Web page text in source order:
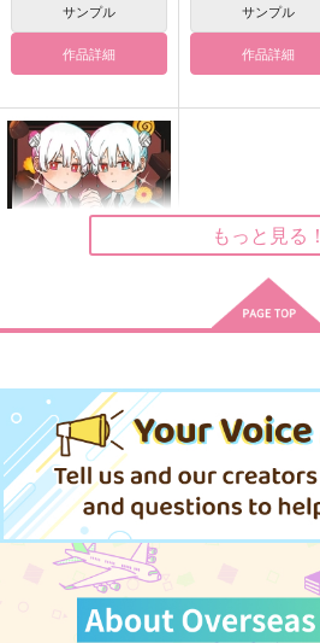
共犯者
生まれ生まれ生まれ
（税込）
て、
440円（税込）
影山飛雄×日向翔陽
サンプル
サンプル
作品詳細
サンプル
作品詳細
集英社インター
836円（税込）
サンプル
作品詳細
もっと見る！